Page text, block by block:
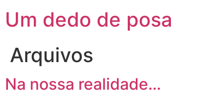
Um dedo de posa
Arquivos
Na nossa realidade…